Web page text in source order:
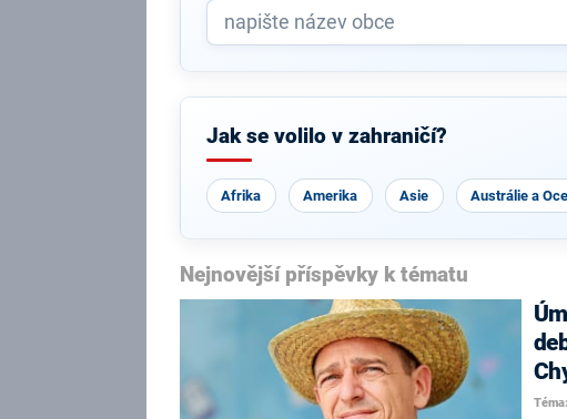
Jak se volilo v zahraničí?
Afrika Amerika Asie Austrálie a
Nejnovější příspěvky k tématu